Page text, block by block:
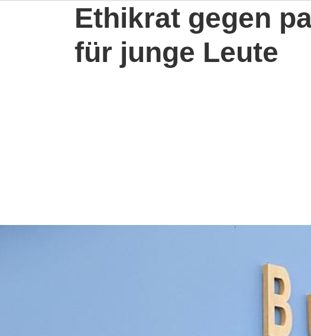
Ethikrat gegen
für junge Leute